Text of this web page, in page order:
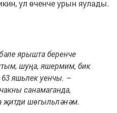
ул өченче урын яулады.
ярышта беренче
шуңа, яшермим, бик
яшьлек уенчы. –
санамаганда,
җитди шөгыльләнәм.